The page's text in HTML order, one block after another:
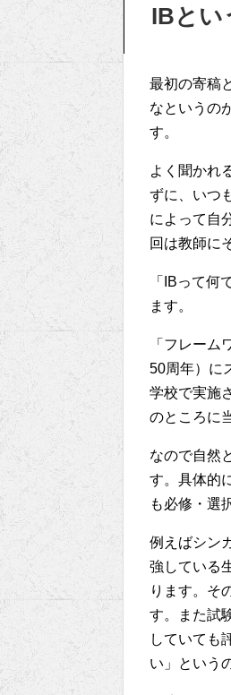
IBとい
最初の寄稿
なというの
す。
よく聞かれ
ずに、いつ
によって自
回は教師に
「IBって何
ます。
「フレー
50周年）に
学校で実施
のところに
なので自然
す。具体的
も必修・選
例えばシン
強している
ります。そ
す。また試
していても
い」という